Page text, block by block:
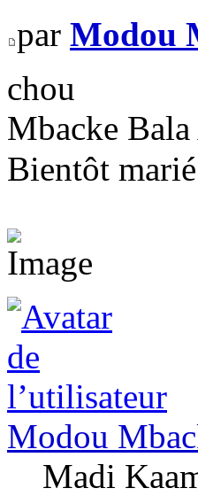
par Modou
chou
Mbacke Bala
Bientôt
Modou
Madi